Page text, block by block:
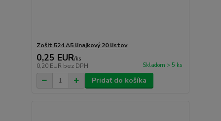
Zošit 524 A5 linajkový 20 listov
0,25 EUR/ks
0,20 EUR bez DPH Skladom > 5 ks
Pridať do košíka